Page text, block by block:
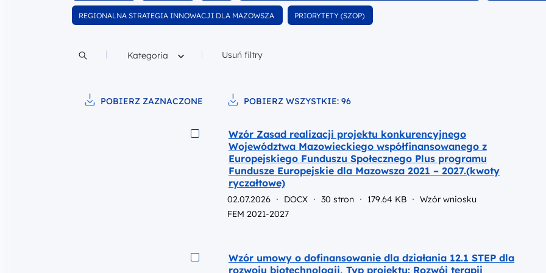
wśród dokumentówwśród dokumentówwśród dokumentów
wśród dokumentów
Wyfiltruj
REGIONALNA STRATEGIA INNOWACJI DLA MAZOWSZA Wyfiltruj
PRIORYTETY (SZOP)
Filtruj według
Kategoria Usuń filtry
POBIERZ ZAZNACZONE POBIERZ WSZYSTKIE: 96
Podgląd
Wzór Zasad realizacji projektu konkurencyjnego
Województwa Mazowieckiego współfinansowanego z
Europejskiego Funduszu Społecznego Plus programu
Fundusze Europejskie dla Mazowsza 2021 – 2027.(kwoty
ryczałtowe)
02.07.2026 DOCX 30 stron 179.64 KB
Wzór wniosku
FEM 2021-2027
Podgląd
Wzór umowy o dofinansowanie dla działania 12.1 STEP dla
rozwoju biotechnologii, Typ projektu: Rozwój terapii